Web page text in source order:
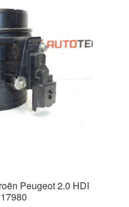
Peugeot 2.0 HDI